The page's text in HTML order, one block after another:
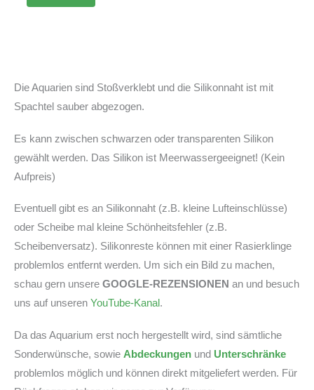
Die Aquarien sind Stoßverklebt und die Silikonnaht ist mit
Spachtel sauber abgezogen.
Es kann zwischen schwarzen oder transparenten Silikon
gewählt werden. Das Silikon ist Meerwassergeeignet! (Kein
Aufpreis)
Eventuell gibt es an Silikonnaht (z.B. kleine Lufteinschlüsse)
oder Scheibe mal kleine Schönheitsfehler (z.B.
Scheibenversatz). Silikonreste können mit einer Rasierklinge
problemlos entfernt werden. Um sich ein Bild zu machen,
schau gern unsere GOOGLE-REZENSIONEN an und besuch
uns auf unseren YouTube-Kanal.
Da das Aquarium erst noch hergestellt wird, sind sämtliche
Sonderwünsche, sowie Abdeckungen und Unterschränke
problemlos möglich und können direkt mitgeliefert werden. Für